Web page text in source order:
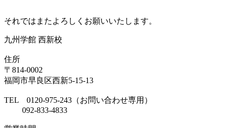
それではまたよろしくお願いいたします。
九州学館 西新校
住所
〒814-0002
福岡市早良区西新5-15-13
TEL 0120-975-243（お問い合わせ専用）
092-833-4833